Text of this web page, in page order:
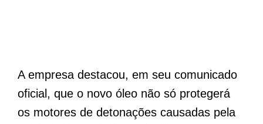
A empresa destacou, em seu comunicado
oficial, que o novo óleo não só protegerá
os motores de detonações causadas pela